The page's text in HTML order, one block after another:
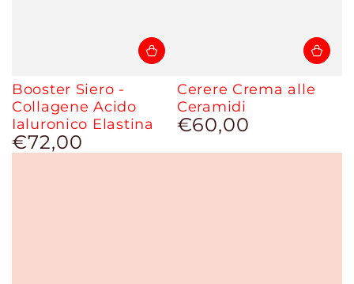
Booster Siero -
Collagene Acido
Ialuronico Elastina
Prezzo
regolare
€72,00
Cerere Crema alle
Ceramidi
Prezzo
regolare
€60,00